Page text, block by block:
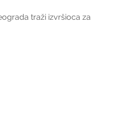
traži izvršioca za